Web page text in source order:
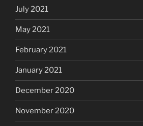
July 2021
May 2021
February 2021
January 2021
December 2020
November 2020